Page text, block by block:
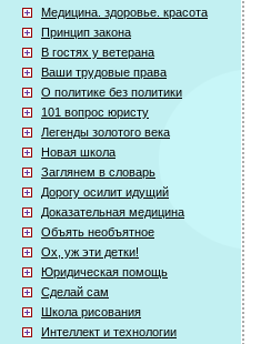
Медицина. здоровье. красота
Принцип закона
В гостях у ветерана
Ваши трудовые права
О политике без политики
101 вопрос юристу
Легенды золотого века
Новая школа
Заглянем в словарь
Дорогу осилит идущий
Доказательная медицина
Объять необъятное
Ох, уж эти детки!
Юридическая помощь
Сделай сам
Школа рисования
Интеллект и технологии